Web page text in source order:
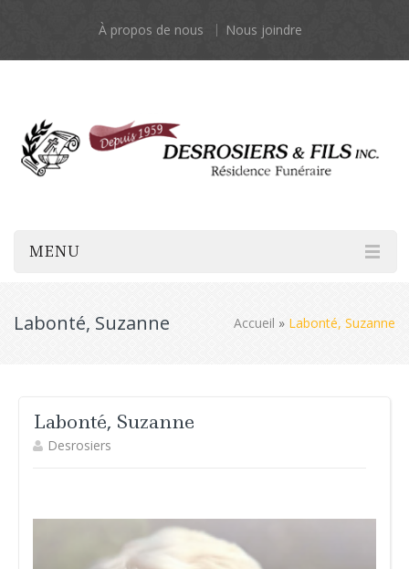
À propos de nous Nous joindre
MENU
Labonté, Suzanne Accueil » Labonté, Suzanne
Labonté, Suzanne
Desrosiers